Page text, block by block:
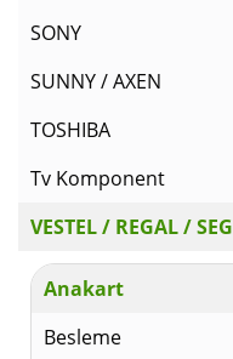
SONY
SUNNY / AXEN
TOSHIBA
Tv Komponent
VESTEL / REGAL / SEG
Anakart
Besleme